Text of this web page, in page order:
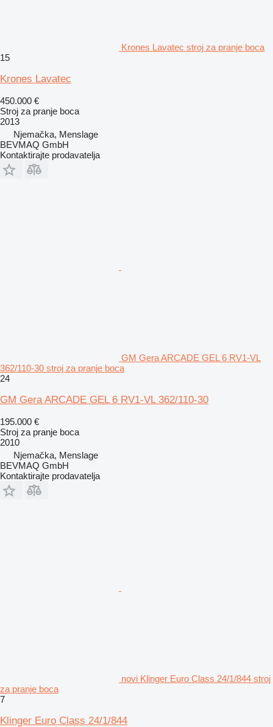
Krones Lavatec stroj za pranje boca
15
Krones Lavatec
450.000 €
Stroj za pranje boca
2013
Njemačka, Menslage
BEVMAQ GmbH
Kontaktirajte prodavatelja
GM Gera ARCADE GEL 6 RV1-VL
362/110-30 stroj za pranje boca
24
GM Gera ARCADE GEL 6 RV1-VL 362/110-30
195.000 €
Stroj za pranje boca
2010
Njemačka, Menslage
BEVMAQ GmbH
Kontaktirajte prodavatelja
novi Klinger Euro Class 24/1/844 stroj
za pranje boca
7
Klinger Euro Class 24/1/844